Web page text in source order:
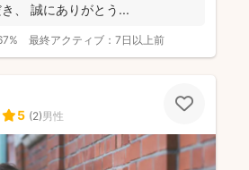
、 誠にありがとう...
最終アクティブ： 7日以上前
5 (2)男性